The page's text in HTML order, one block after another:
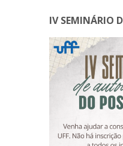
IV SEMINÁRIO